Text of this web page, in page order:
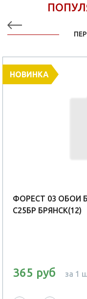
НОВИНКА
ФОРЕСТ 03 ОБОИ
С25БР БРЯНСК(12)
365 руб за 1